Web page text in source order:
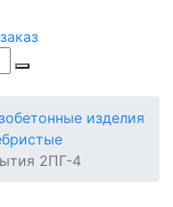
изделия
2ПГ-4